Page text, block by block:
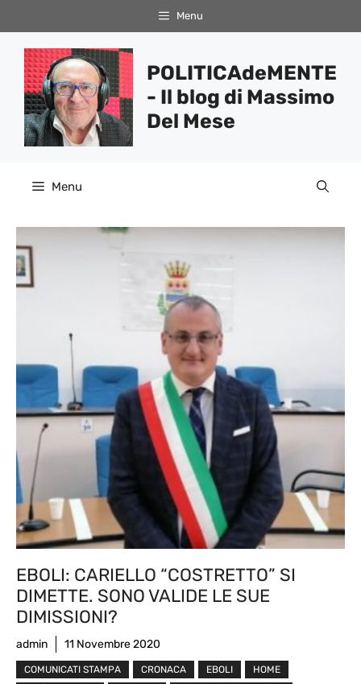
al
contenuto
Menu
POLITICAdeMENTE
- Il blog di Massimo
Del Mese
Menu
EBOLI: CARIELLO “COSTRETTO” SI
DIMETTE. SONO VALIDE LE SUE
DIMISSIONI?
admin 11 Novembre 2020
COMUNICATI STAMPA CRONACA EBOLI
HOME